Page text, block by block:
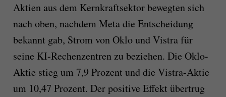
Aktien aus dem Kernkraftsektor bewegten sich
nach oben, nachdem Meta die Entscheidung
bekannt gab, Strom von Oklo und Vistra für
seine KI-Rechenzentren zu beziehen. Die Oklo-
Aktie stieg um 7,9 Prozent und die Vistra-Aktie
um 10,47 Prozent. Der positive Effekt übertrug